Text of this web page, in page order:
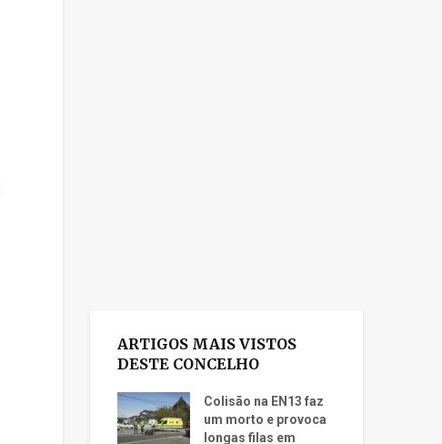
ARTIGOS MAIS VISTOS
DESTE CONCELHO
Colisão na EN13 faz
um morto e provoca
longas filas em